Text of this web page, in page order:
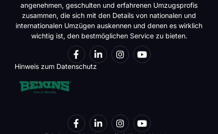
angenehmen, geschulten und erfahrenen Umzugsprofis
zusammen, die sich mit den Details von nationalen und
internationalen Umzügen auskennen und denen es wirklich
wichtig ist, den bestmöglichen Service zu bieten.
Hinweis zum Datenschutz